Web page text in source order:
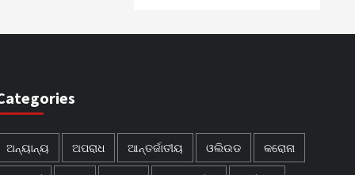
ଅନ୍ୟାନ୍ୟ ଅପରାଧ ଆନ୍ତର୍ଜାତୀୟ ଓଲିଉଡ କରୋନା